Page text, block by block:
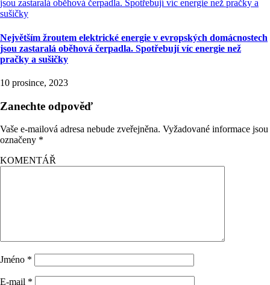
Největším žroutem elektrické energie v evropských domácnostech
jsou zastaralá oběhová čerpadla. Spotřebují víc energie než
pračky a sušičky
10 prosince, 2023
Zanechte odpověď
Vaše e-mailová adresa nebude zveřejněna. Vyžadované informace jsou
označeny *
KOMENTÁŘ
Jméno *
E-mail *